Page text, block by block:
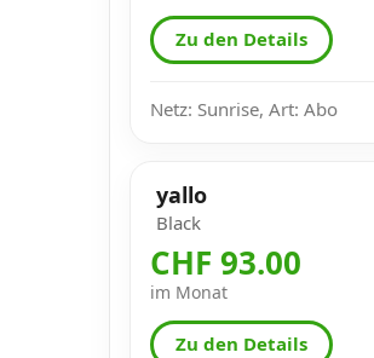
Zu den Details
Netz: Sunrise, Art: Abo
yallo
Black
CHF 93.00
im Monat
Zu den Details